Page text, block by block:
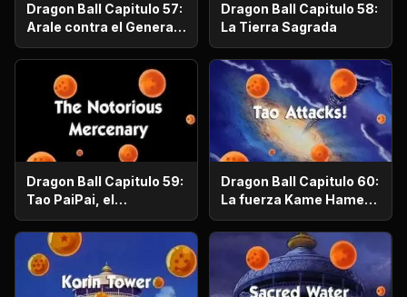
Dragon Ball Capitulo 57:
Arale contra el General
Blue
Dragon Ball Capitulo 58:
La Tierra Sagrada
Dragon Ball Capitulo 59:
Tao PaiPai, el
exterminador más
famoso del mundo ha
llegado
Dragon Ball Capitulo 60:
La fuerza Kame Hame
contra Tao PaiPai